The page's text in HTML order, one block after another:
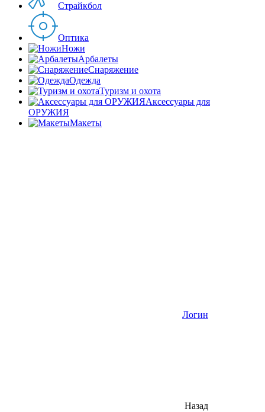
Страйкбол
Оптика
Ножи
Арбалеты
Снаряжение
Одежда
Туризм и охота
Аксессуары для
ОРУЖИЯ
Макеты
Логин
Назад